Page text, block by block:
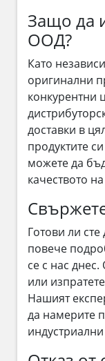
Защо да
ООД?
Като
оригинални
конкурентни
доставки в
продуктите
можете да
качеството
Готови ли
повече
се с нас
или
Нашият
да намерите